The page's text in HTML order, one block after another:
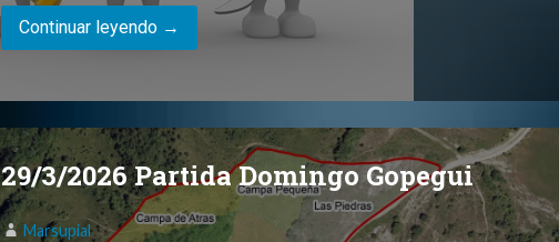
Continuar leyendo →
29/3/2026 Partida Domingo Gopegui
Marsupial